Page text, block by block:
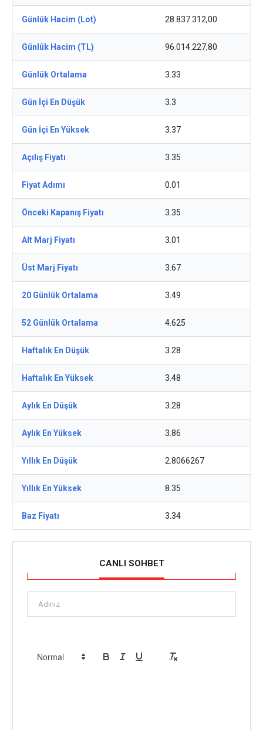
Günlük Hacim (Lot) 28.837.312,00
Günlük Hacim (TL) 96.014.227,80
Günlük Ortalama 3.33
Gün İçi En Düşük 3.3
Gün İçi En Yüksek 3.37
Açılış Fiyatı 3.35
Fiyat Adımı 0.01
Önceki Kapanış Fiyatı 3.35
Alt Marj Fiyatı 3.01
Üst Marj Fiyatı 3.67
20 Günlük Ortalama 3.49
52 Günlük Ortalama 4.625
Haftalık En Düşük 3.28
Haftalık En Yüksek 3.48
Aylık En Düşük 3.28
Aylık En Yüksek 3.86
Yıllık En Düşük 2.8066267
Yıllık En Yüksek 8.35
Baz Fiyatı 3.34
CANLI SOHBET